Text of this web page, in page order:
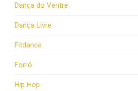
Dança do Ventre
Dança Livre
Fitdance
Forró
Hip Hop